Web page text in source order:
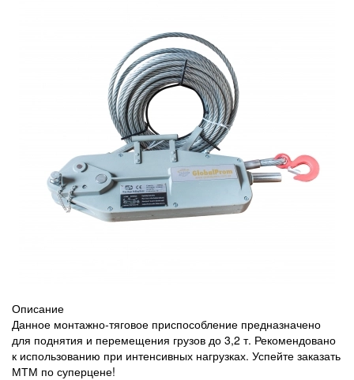
Описание
Данное монтажно-тяговое приспособление предназначено
для поднятия и перемещения грузов до 3,2 т. Рекомендовано
к использованию при интенсивных нагрузках. Успейте заказать
МТМ по суперцене!